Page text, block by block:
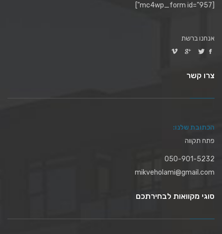
[mc4wp_form id="957"]
אנחנו ברשת
צרו קשר
הכתובת שלנו:
פתח תקווה
050-901-5232
mikveholami@gmail.com
סוגי מקוואות לבחירתכם